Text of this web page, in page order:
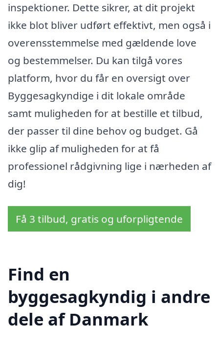
inspektioner. Dette sikrer, at dit projekt
ikke blot bliver udført effektivt, men også i
overensstemmelse med gældende love
og bestemmelser. Du kan tilgå vores
platform, hvor du får en oversigt over
Byggesagkyndige i dit lokale område
samt muligheden for at bestille et tilbud,
der passer til dine behov og budget. Gå
ikke glip af muligheden for at få
professionel rådgivning lige i nærheden af
dig!
Få 3 tilbud, gratis og uforpligtende
Find en
byggesagkyndig i andre
dele af Danmark